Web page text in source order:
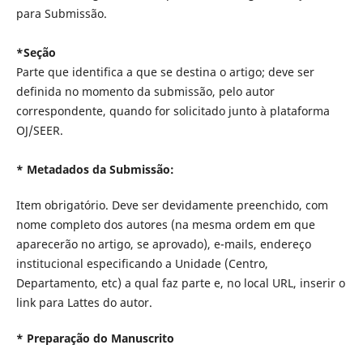
para Submissão.
*Seção
Parte que identifica a que se destina o artigo; deve ser
definida no momento da submissão, pelo autor
correspondente, quando for solicitado junto à plataforma
OJ/SEER.
* Metadados da Submissão:
Item obrigatório. Deve ser devidamente preenchido, com
nome completo dos autores (na mesma ordem em que
aparecerão no artigo, se aprovado), e-mails, endereço
institucional especificando a Unidade (Centro,
Departamento, etc) a qual faz parte e, no local URL, inserir o
link para Lattes do autor.
* Preparação do Manuscrito